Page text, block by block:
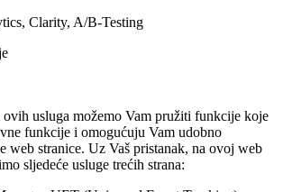
Clarity, A/B-Testing
ovih usluga možemo Vam pružiti funkcije koje
funkcije i omogućuju Vam udobno
web stranice. Uz Vaš pristanak, na ovoj web
sljedeće usluge trećih strana: